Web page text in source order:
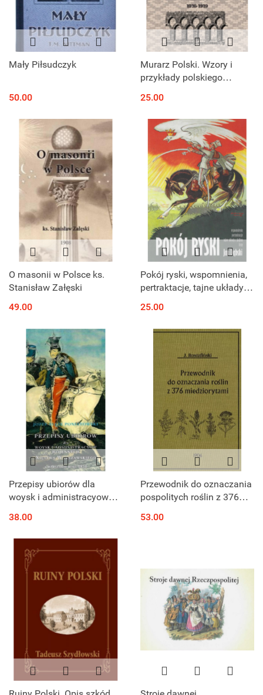
Mały Piłsudczyk
50.00
Murarz Polski. Wzory i
przykłady polskiego
dla odbudowy kraju.
Zeszyty I - V 1916-1919
25.00
O masonii w Polsce ks.
Stanisław Załęski
49.00
Pokój ryski, wspomnienia,
pertraktacje, tajne układy z
25.00
Przepisy ubiorów dla
woysk i administracyow
Warszawskiego w
Warszawie roku 1810
38.00
Przewodnik do oznaczania
pospolitych roślin z 376
53.00